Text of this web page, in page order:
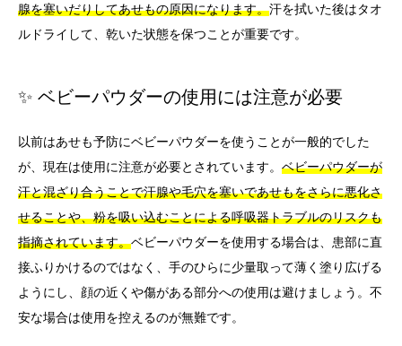
腺を塞いだりしてあせもの原因になります。汗を拭いた後はタオ
ルドライして、乾いた状態を保つことが重要です。
✨ ベビーパウダーの使用には注意が必要
以前はあせも予防にベビーパウダーを使うことが一般的でした
が、現在は使用に注意が必要とされています。 ベビーパウダーが
汗と混ざり合うことで汗腺や毛穴を塞いであせもをさらに悪化さ
せることや、粉を吸い込むことによる呼吸器トラブルのリスクも
指摘されています。ベビーパウダーを使用する場合は、患部に直
接ふりかけるのではなく、手のひらに少量取って薄く塗り広げる
ようにし、顔の近くや傷がある部分への使用は避けましょう。不
安な場合は使用を控えるのが無難です。